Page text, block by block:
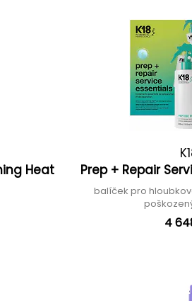
Heat
Prep + Repair
balíček pro
4